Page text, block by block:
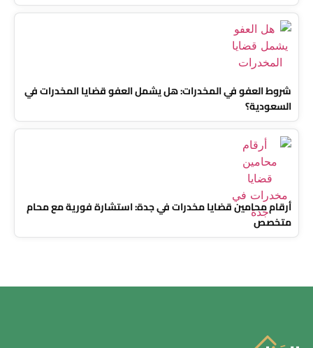
شروط العفو في المخدرات: هل يشمل العفو قضايا المخدرات في
السعودية؟
أرقام محامين قضايا مخدرات في جدة: استشارة فورية مع محام
متخصص